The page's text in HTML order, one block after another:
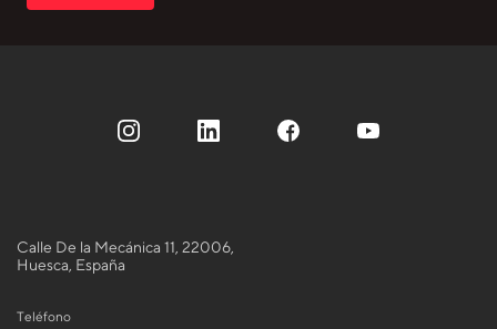
Calle De la Mecánica 11, 22006,
Huesca, España
Teléfono